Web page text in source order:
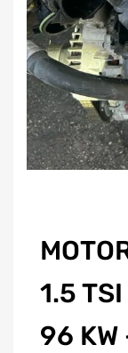
1.5 TSI
96 KW